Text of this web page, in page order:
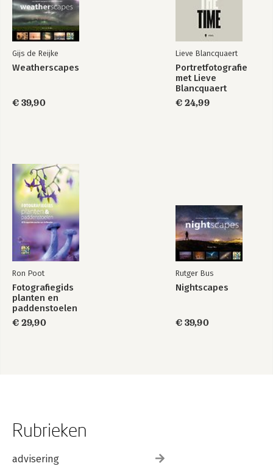
Gijs de Reijke
Weatherscapes
€ 39,90
Lieve Blancquaert
Portretfotografie
met Lieve
Blancquaert
€ 24,99
Ron Poot
Fotografiegids
planten en
paddenstoelen
€ 29,90
Rutger Bus
Nightscapes
€ 39,90
Rubrieken
advisering